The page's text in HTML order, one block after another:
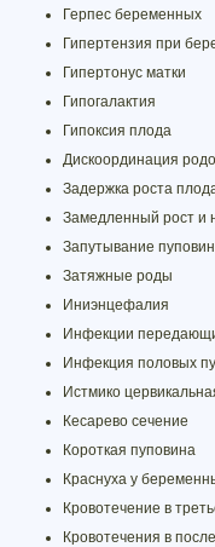
Герпес беременных
Гипертензия при
Гипертонус матки
Гипогалактия
Гипоксия плода
Дискоординация
Задержка роста
Замедленный рост и
Запутывание
Затяжные роды
Иниэнцефалия
Инфекции
Инфекция половых
Истмико
Кесарево сечение
Короткая пуповина
Краснуха у
Кровотечение в
Кровотечения в